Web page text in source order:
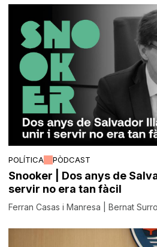
POLÍTICA PÒDCAST
Snooker | Dos anys de
servir no era tan fàcil
Ferran Casas i Manresa | Bernat